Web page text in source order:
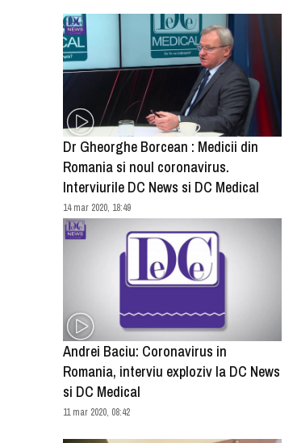
Dr Gheorghe Borcean : Medicii din
Romania si noul coronavirus.
Interviurile DC News si DC Medical
14 mar 2020, 18:49
Andrei Baciu: Coronavirus in
Romania, interviu exploziv la DC News
si DC Medical
11 mar 2020, 08:42